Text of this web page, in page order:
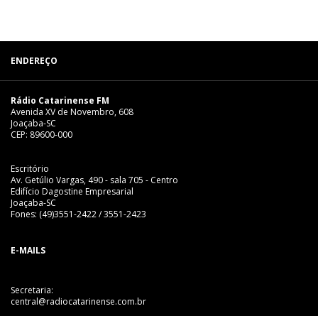
ENDEREÇO
Rádio Catarinense FM
Avenida XV de Novembro, 608
Joaçaba-SC
CEP: 89600-000
Escritório
Av. Getúlio Vargas, 490 - sala 705 - Centro
Edifício Dagostine Empresarial
Joaçaba-SC
Fones: (49)3551-2422 / 3551-2423
E-MAILS
Secretaria:
central@radiocatarinense.com.br